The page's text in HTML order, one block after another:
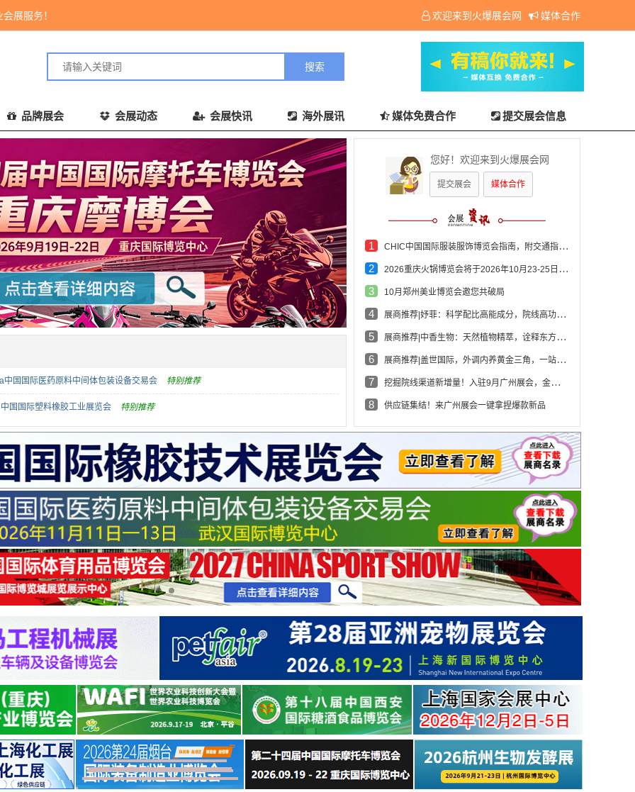
展服务！ 欢迎来到火爆展会网 媒体合作
品牌展会 会展动态 会展快讯 海外展讯 媒体免费合作 提交展会信息
国国际医药原料中间体包装设备交易会 特别推荐
国国际塑料橡胶工业展览会 特别推荐
制药机械博览会 特别推荐
|代收展会资料|展会收集客户资料 特别推荐
国国际医疗器械展览会由国药励展举办 特别推荐
、广州国际美博会 特别推荐
代收展会资料网已形成成熟的解决方案 特别推荐
业增长新引擎—专业展会资料代收服务领跑者！ 特别推荐
您好！欢迎来到火爆展会网
提交展会 媒体合作
1 CHIC中国国际服装服饰博览会指南，附交通指南+部分展商
2 2026重庆火锅博览会将于2026年10月23-25日在重庆国际博览中心举办
3 10月郑州美业博览会邀您共破局
4 展商推荐|妤菲：科学配比高能成分，院线高功效护肤体系
5 展商推荐|中香生物：天然植物精萃，诠释东方自然芳香美学
6 展商推荐|盖世国际，外调内养黄金三角，一站解决健康难题
7 挖掘院线渠道新增量！入驻9月广州展会，金九构筑增长底盘
8 供应链集结！来广州展会一键拿捏爆款新品